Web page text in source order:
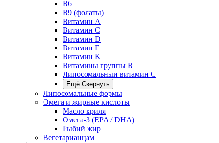
В6
В9 (фолаты)
Витамин A
Витамин C
Витамин D
Витамин E
Витамин K
Витамины группы B
Липосомальный витамин C
Ещё Свернуть
Липосомальные формы
Омега и жирные кислоты
Масло криля
Омега-3 (EPA / DHA)
Рыбий жир
Вегетарианцам